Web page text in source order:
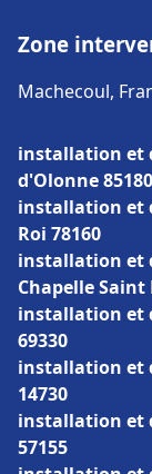
Zone
Machecoul,
installation et
d'Olonne 85180
installation et
Roi 78160
installation et
Chapelle Saint
installation et
69330
installation et
14730
installation et
57155